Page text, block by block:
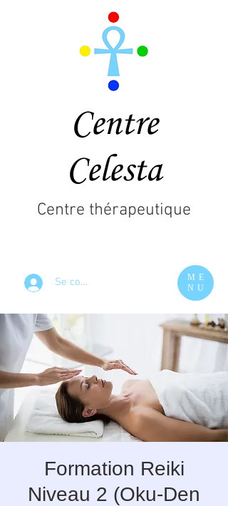
Centre
Celesta
Se connecter
ME
NU
Centre thérapeutique
Formation Reiki
Niveau 2 (Oku-Den